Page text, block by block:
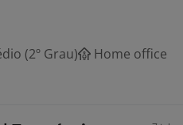
(2º Grau)
Home office